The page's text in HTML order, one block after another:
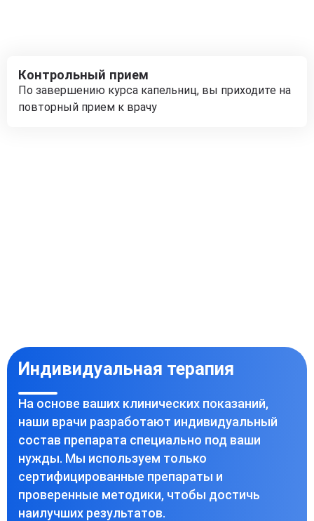
Контрольный прием
По завершению курса капельниц, вы приходите на
повторный прием к врачу
Индивидуальная терапия
На основе ваших клинических показаний,
наши врачи разработают индивидуальный
состав препарата специально под ваши
нужды. Мы используем только
сертифицированные препараты и
проверенные методики, чтобы достичь
наилучших результатов.